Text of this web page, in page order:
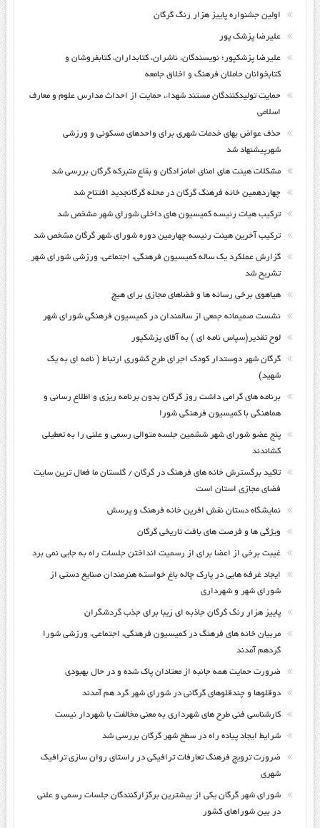
اولین جشنواره پاییز هزار رنگ گرگان
علیرضا پزشک پور
علیرضا پزشکپور؛ نویسندگان، ناشران، کتابداران، کتابفروشان و
کتابخوانان حاملان فرهنگ و اخلاق جامعه
حمایت تولیدکنندگان مستند شهداء، حمایت از احداث مدارس علوم و معارف
اسلامی
حذف عواض بهای خدمات شهری برای واحدهای مسکونی و ورزشی
شهرپیشنهاد شد
مشکلات هیئت های امنای امامزادگان و بقاع متبرکه گرگان بررسی شد
چهاردهمین خانه فرهنگ گرگان در محله گرگانجدید افتتاح شد
ترکیب هیات رئیسه کمیسیون های داخلی شورای شهر مشخص شد
ترکیب آخرین هیئت رئیسه چهارمین دوره شورای شهر گرگان مشخص شد
گزارش عملکرد یک ساله کمیسیون فرهنگی، اجتماعی، ورزشی شورای شهر
تشریح شد
هیاهوی برخی رسانه ها و فضاهای مجازی برای هیچ
نشست صمیمانه جمعی از سالمندان در کمیسیون فرهنگی شورای شهر
لوح تقدیر(سپاس نامه ای ) به آقای پزشکپور
گرگان شهر دوستدار کودک اجرای طرح کشوری ارتباط ( نامه ای به یک
شهید)
برنامه های گرامی داشت روز گرگان بدون برنامه ریزی و اطلاع رسانی و
هماهنگی با کمیسیون فرهنگی شورا
پنج عضو شورای شهر ششمین جلسه متوالی رسمی و علنی را به تعطیلی
کشاندند
تاکید برگسترش خانه های فرهنگ در گرگان / گلستان ما فعال ترین سایت
فضای مجازی استان است
نمایشگاه دستان نقش افرین خانه فرهنگ و پرسش
ویژگی ها و فرصت های بافت تاریخی گرگان
غیبت برخی از اعضا برای از رسمیت انداختن جلسات راه به جایی نمی برد
ایجاد غرفه هایی در پارک چاله باغ خواسته هنرمندان صنایع دستی از
شورای شهر و شهرداری
پاییز هزار رنگ گرگان جاذبه ای زیبا برای جذب گردشگران
مربیان خانه های فرهنگ در کمیسیون فرهنگی، اجتماعی، ورزشی شورا
گردهم آمدند
ضرورت حمایت همه جانبه از معتادان پاک شده و در حال بهبودی
دوقلوها و چندقلوهای گرگانی در شورای شهر گرد هم آمدند
کارشناسی فنی طرح های شهرداری به معنی مخالفت با شهردار نیست
شرایط ایجاد پیاده راه در سطح شهر گرگان بررسی شد
ضرورت ترویج فرهنگ تعارفات ترافیکی در راستای روان سازی ترافیک
شهری
شورای شهر گرگان یکی از بیشترین برگزارکنندگان جلسات رسمی و علنی
در بین شوراهای کشور